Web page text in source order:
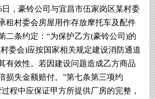
，豪铃公司与宜昌市伍家岗区某村委
租村委会房屋用作存放摩托车及配件
二条约定：“为保护乙方(豪铃公司)的
委会)应按国家相关规定建设消防通道
有效性。若因建设问题造成乙方商品
损失金额赔付。”第七条第三项约
程中应保证甲方所提供厂房的完整，